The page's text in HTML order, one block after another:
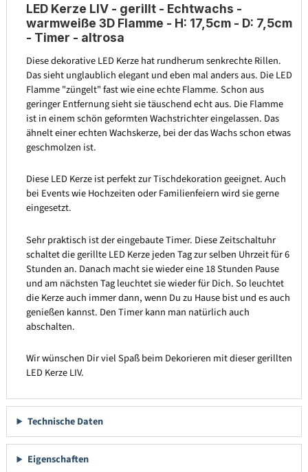
LED Kerze LIV - gerillt - Echtwachs -
warmweiße 3D Flamme - H: 17,5cm - D: 7,5cm
- Timer - altrosa
Diese dekorative LED Kerze hat rundherum senkrechte Rillen.
Das sieht unglaublich elegant und eben mal anders aus. Die LED
Flamme "züngelt" fast wie eine echte Flamme. Schon aus
geringer Entfernung sieht sie täuschend echt aus. Die Flamme
ist in einem schön geformten Wachstrichter eingelassen. Das
ähnelt einer echten Wachskerze, bei der das Wachs schon etwas
geschmolzen ist.
Diese LED Kerze ist perfekt zur Tischdekoration geeignet. Auch
bei Events wie Hochzeiten oder Familienfeiern wird sie gerne
eingesetzt.
Sehr praktisch ist der eingebaute Timer. Diese Zeitschaltuhr
schaltet die gerillte LED Kerze jeden Tag zur selben Uhrzeit für 6
Stunden an. Danach macht sie wieder eine 18 Stunden Pause
und am nächsten Tag leuchtet sie wieder für Dich. So leuchtet
die Kerze auch immer dann, wenn Du zu Hause bist und es auch
genießen kannst. Den Timer kann man natürlich auch
abschalten.
Wir wünschen Dir viel Spaß beim Dekorieren mit dieser gerillten
LED Kerze LIV.
Technische Daten
Eigenschaften